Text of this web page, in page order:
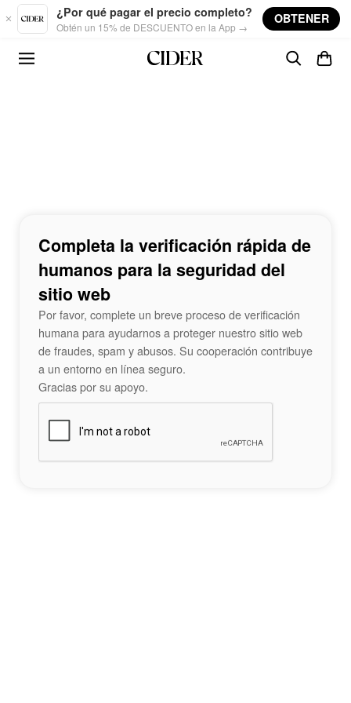
Skip to main content
¿Por qué pagar el precio completo?
Obtén un 15% de DESCUENTO en la App →
OBTENER
Completa la verificación rápida de
humanos para la seguridad del
sitio web
Por favor, complete un breve proceso de verificación
humana para ayudarnos a proteger nuestro sitio web
de fraudes, spam y abusos. Su cooperación contribuye
a un entorno en línea seguro.
Gracias por su apoyo.